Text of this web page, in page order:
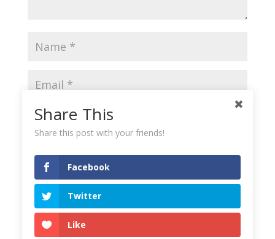
Save my name, email, and website in this browser
for the next time I comment.
Share This
Share this post with your friends!
Facebook
Twitter
Like